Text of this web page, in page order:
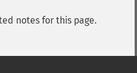
notes for this page.